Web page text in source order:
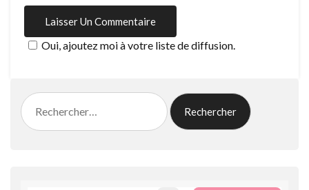
Oui, ajoutez moi à votre liste de diffusion.
Rechercher :